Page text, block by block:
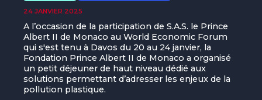
24 JANVIER 2025
A l’occasion de la participation de S.A.S. le Prince
Albert II de Monaco au World Economic Forum
qui s'est tenu à Davos du 20 au 24 janvier, la
Fondation Prince Albert II de Monaco a organisé
un petit déjeuner de haut niveau dédié aux
solutions permettant d’adresser les enjeux de la
pollution plastique.